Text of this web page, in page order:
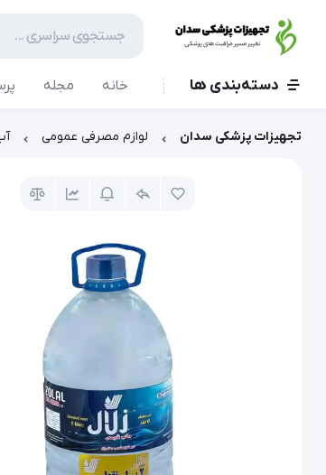
دسته‌بندی ها خانه مجله
تجهیزات پزشکی سدان لوازم مصرفی عمومی